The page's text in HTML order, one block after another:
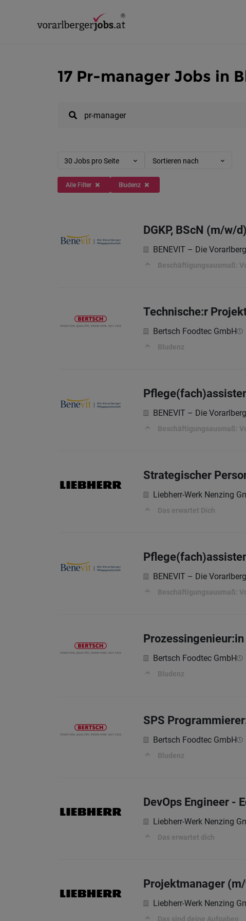
17 Pr-manager Jobs in
30 Jobs pro Seite Sortieren nach
Alle Filter Bludenz
DGKP, BScN (m/w/d)
BENEVIT – Die
Beschäftigungsausmaß:
Technische:r
Bertsch Foodtec GmbH
Bludenz
BENEVIT – Die
Beschäftigungsausmaß:
Strategischer
Liebherr-Werk Nenzing
Das erwartet Dich
BENEVIT – Die
Beschäftigungsausmaß:
Bertsch Foodtec GmbH
Bludenz
SPS
Bertsch Foodtec GmbH
Bludenz
DevOps Engineer -
Liebherr-Werk Nenzing
Das erwartet dich
Projektmanager
Liebherr-Werk Nenzing
Das sind deine Aufgaben